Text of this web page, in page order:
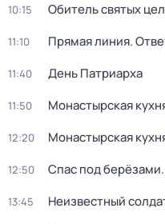
10:15 Обитель святых
11:10 Прямая линия.
11:40 Дeнь Патриаpха
11:50 Монастырская
12:20 Монастырская
12:50 Спас под берёзами
13:45 Неизвестный